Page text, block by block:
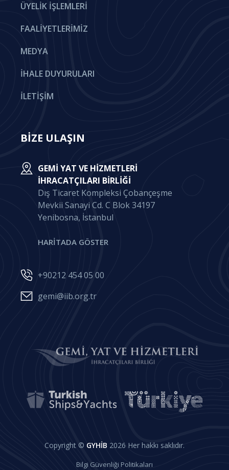
ÜYELIK İŞLEMLERI
FAALIYETLERIMIZ
MEDYA
İHALE DUYURULARI
İLETIŞIM
BİZE ULAŞIN
GEMI YAT VE HIZMETLERI
İHRACATÇILARI BIRLIĞI
Dış Ticaret Kompleksi Çobançeşme
Mevkii Sanayi Cd. C Blok 34197
Yenibosna, İstanbul
HARİTADA GÖSTER
+90212 454 05 00
gemi@iib.org.tr
Copyright © GYHİB 2026 Her hakkı saklıdır.
Bilgi Güvenliği Politikaları